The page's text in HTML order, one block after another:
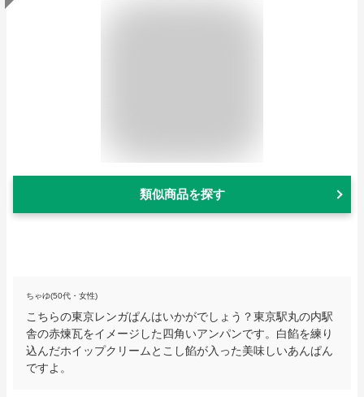
類似商品を探す
ちゃゆ(50代・女性)
こちらの東京レンガぱんはいかがでしょう？東京駅丸の内駅
舎の赤煉瓦をイメージした四角いアンパンです。白餡を練り
込んだホイップクリームとこし餡が入った美味しいあんぱん
ですよ。